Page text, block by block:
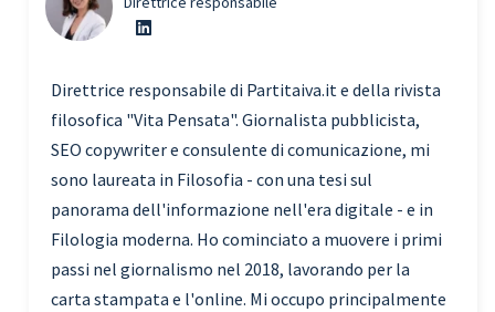
Direttrice responsabile di Partitaiva.it e della rivista
filosofica "Vita Pensata". Giornalista pubblicista,
SEO copywriter e consulente di comunicazione, mi
sono laureata in Filosofia - con una tesi sul
panorama dell'informazione nell'era digitale - e in
Filologia moderna. Ho cominciato a muovere i primi
passi nel giornalismo nel 2018, lavorando per la
carta stampata e l'online. Mi occupo principalmente